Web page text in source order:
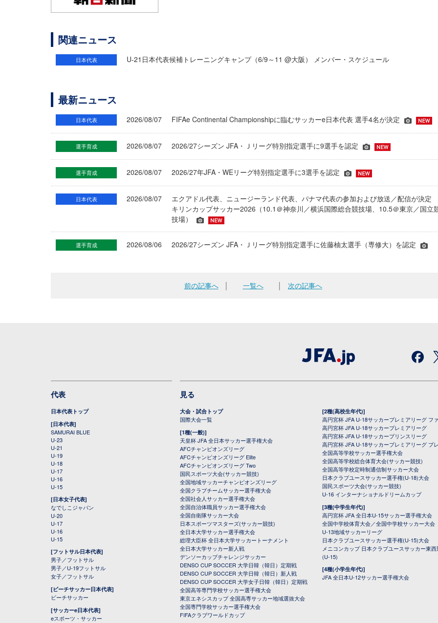
関連ニュース
日本代表 U-21日本代表候補トレーニングキャンプ（6/9～11 @大阪） メンバー・スケジュール
最新ニュース
日本代表 2026/08/07 FIFAe Continental Championshipに臨むサッカーe日本代表 選手4名が決定
選手育成 2026/08/07 2026/27シーズン JFA・Ｊリーグ特別指定選手に9選手を認定
選手育成 2026/08/07 2026/27年JFA・WEリーグ特別指定選手に3選手を認定
日本代表 2026/08/07
エクアドル代表、ニュージーランド代表、パナマ代表の参加および放送／配信が決定
キリンカップサッカー2026（10.1＠神奈川／横浜国際総合競技場、10.5＠東京／国立
技場）
選手育成 2026/08/06 2026/27シーズン JFA・Ｊリーグ特別指定選手に佐藤柚太選手（専修大）を認定
前の記事へ│ 一覧へ 次の記事へ
代表
日本代表トップ
[日本代表]
SAMURAI BLUE
U-23
U-21
U-19
U-18
U-17
U-16
U-15
[日本女子代表]
なでしこジャパン
U-20
U-17
U-16
U-15
[フットサル日本代表]
男子／フットサル
男子／U-19フットサル
女子／フットサル
[ビーチサッカー日本代表]
ビーチサッカー
[サッカーe日本代表]
eスポーツ・サッカー
見る
大会・試合トップ
国際大会一覧
[1種(一般)]
天皇杯 JFA 全日本サッカー選手権大会
AFCチャンピオンズリーグ
AFCチャンピオンズリーグ Elite
AFCチャンピオンズリーグ Two
国民スポーツ大会(サッカー競技)
全国地域サッカーチャンピオンズリーグ
全国クラブチームサッカー選手権大会
全国社会人サッカー選手権大会
全国自治体職員サッカー選手権大会
全国自衛隊サッカー大会
日本スポーツマスターズ(サッカー競技)
全日本大学サッカー選手権大会
総理大臣杯 全日本大学サッカートーナメント
全日本大学サッカー新人戦
デンソーカップチャレンジサッカー
DENSO CUP SOCCER 大学日韓（韓日）定期戦
DENSO CUP SOCCER 大学日韓（韓日）新人戦
DENSO CUP SOCCER 大学女子日韓（韓日）定期戦
全国高等専門学校サッカー選手権大会
東京エネシスカップ 全国高専サッカー地域選抜大会
全国専門学校サッカー選手権大会
FIFAクラブワールドカップ
[2種(高校生年代)]
高円宮杯 JFA U-18サッカープレミアリーグ フ
高円宮杯 JFA U-18サッカープレミアリーグ
高円宮杯 JFA U-18サッカープリンスリーグ
高円宮杯 JFA U-18サッカープレミアリーグ プ
全国高等学校サッカー選手権大会
全国高等学校総合体育大会(サッカー競技)
全国高等学校定時制通信制サッカー大会
日本クラブユースサッカー選手権(U-18)大会
国民スポーツ大会(サッカー競技)
U-16 インターナショナルドリームカップ
[3種(中学生年代)]
高円宮杯 JFA 全日本U-15サッカー選手権大会
全国中学校体育大会／全国中学校サッカー大会
U-13地域サッカーリーグ
日本クラブユースサッカー選手権(U-15)大会
メニコンカップ 日本クラブユースサッカー東
(U-15)
[4種(小学生年代)]
JFA 全日本U-12サッカー選手権大会